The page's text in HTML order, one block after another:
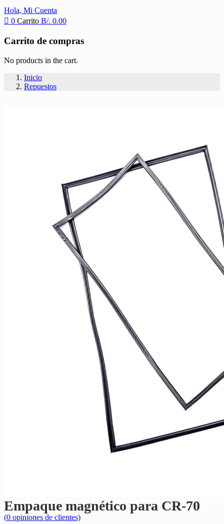
Hola, Mi Cuenta
0 Carrito B/. 0.00
Carrito de compras
No products in the cart.
Inicio
Repuestos
Empaque magnético para CR-70
(0 opiniones de clientes)